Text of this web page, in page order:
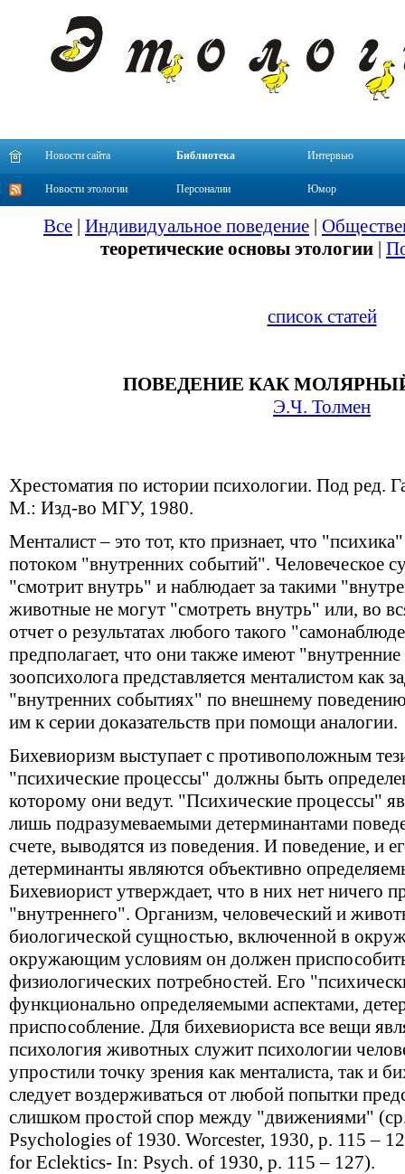
Новости сайта Библиотека Интервью
Новости этологии Персоналии Юмор
Все | Индивидуальное поведение |
теоретические основы этологии |
список статей
ПОВЕДЕНИЕ КАК
Э.Ч. Толмен
Хрестоматия по истории психологии. Под
М.: Изд-во МГУ, 1980.
Менталист – это тот, кто признает, что
потоком "внутренних событий". Человеческое
"смотрит внутрь" и наблюдает за такими
животные не могут "смотреть внутрь" или, во
отчет о результатах любого такого
предполагает, что они также имеют
зоопсихолога представляется менталистом как
"внутренних событиях" по внешнему
им к серии доказательств при помощи аналогии.
Бихевиоризм выступает с противоположным
"психические процессы" должны быть
которому они ведут. "Психические процессы"
лишь подразумеваемыми детерминантами
счете, выводятся из поведения. И поведение, и
детерминанты являются объективно
Бихевиорист утверждает, что в них нет ничего
"внутреннего". Организм, человеческий и
биологической сущностью, включенной в
окружающим условиям он должен
физиологических потребностей. Его
функционально определяемыми аспектами,
приспособление. Для бихевиориста все вещи
психология животных служит психологии
упростили точку зрения как менталиста, так и
следует воздерживаться от любой попытки
слишком простой спор между "движениями"
Psychologies of 1930. Worcester, 1930, р. 115 –
for Eclektics- In: Psych. of 1930, p. 115 – 127).